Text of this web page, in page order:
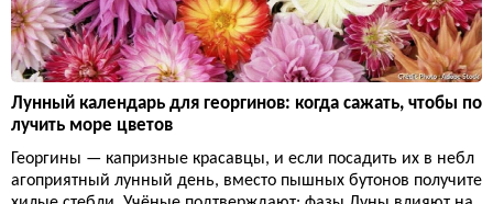
Лунный календарь для георгинов: когда сажать, чтобы по
лучить море цветов
Георгины — капризные красавцы, и если посадить их в небл
агоприятный лунный день, вместо пышных бутонов получите